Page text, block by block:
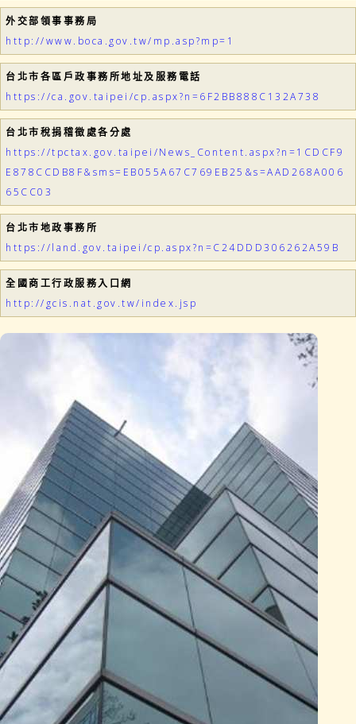
外交部領事事務局
http://www.boca.gov.tw/mp.asp?mp=1
台北市各區戶政事務所地址及服務電話
https://ca.gov.taipei/cp.aspx?n=6F2BB888C132A738
台北市稅捐稽徵處各分處
https://tpctax.gov.taipei/News_Content.aspx?n=1CDCF9
E878CCDB8F&sms=EB055A67C769EB25&s=AAD268A006
65CC03
台北市地政事務所
https://land.gov.taipei/cp.aspx?n=C24DDD306262A59B
全國商工行政服務入口網
http://gcis.nat.gov.tw/index.jsp